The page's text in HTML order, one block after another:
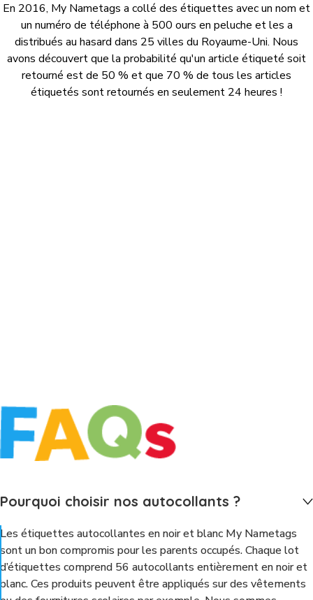
En 2016, My Nametags a collé des étiquettes avec un nom et
un numéro de téléphone à 500 ours en peluche et les a
distribués au hasard dans 25 villes du Royaume-Uni. Nous
avons découvert que la probabilité qu'un article étiqueté soit
retourné est de 50 % et que 70 % de tous les articles
étiquetés sont retournés en seulement 24 heures !
Pourquoi choisir nos autocollants ?
Les étiquettes autocollantes en noir et blanc My Nametags
sont un bon compromis pour les parents occupés. Chaque lot
d’étiquettes comprend 56 autocollants entièrement en noir et
blanc. Ces produits peuvent être appliqués sur des vêtements